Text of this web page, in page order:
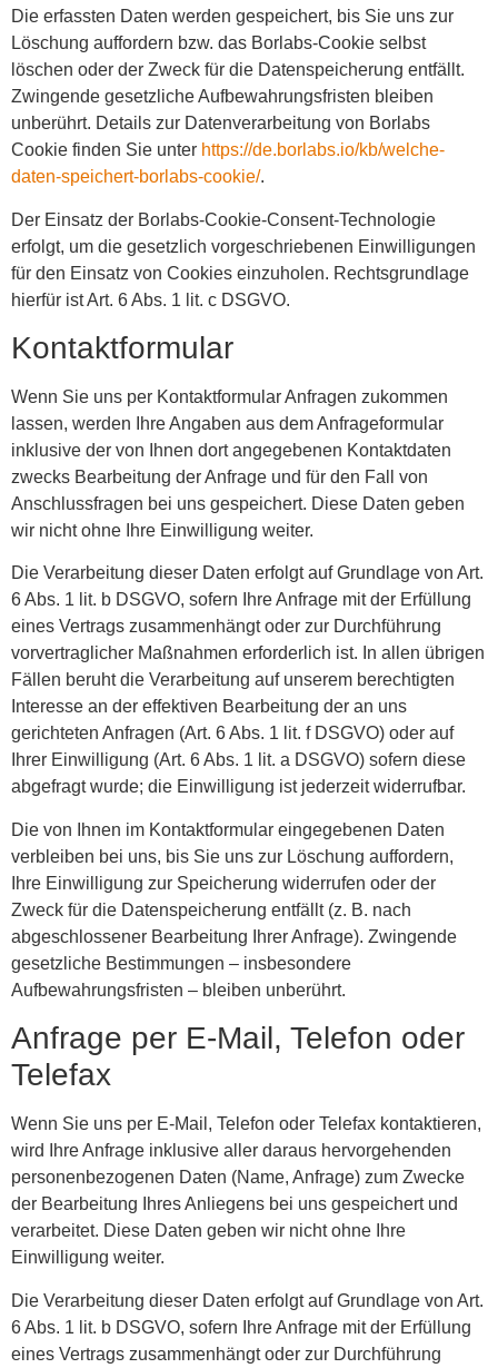
Die erfassten Daten werden gespeichert, bis Sie uns zur
Löschung auffordern bzw. das Borlabs-Cookie selbst
löschen oder der Zweck für die Datenspeicherung entfällt.
Zwingende gesetzliche Aufbewahrungsfristen bleiben
unberührt. Details zur Datenverarbeitung von Borlabs
Cookie finden Sie unter https://de.borlabs.io/kb/welche-
daten-speichert-borlabs-cookie/.
Der Einsatz der Borlabs-Cookie-Consent-Technologie
erfolgt, um die gesetzlich vorgeschriebenen Einwilligungen
für den Einsatz von Cookies einzuholen. Rechtsgrundlage
hierfür ist Art. 6 Abs. 1 lit. c DSGVO.
Kontaktformular
Wenn Sie uns per Kontaktformular Anfragen zukommen
lassen, werden Ihre Angaben aus dem Anfrageformular
inklusive der von Ihnen dort angegebenen Kontaktdaten
zwecks Bearbeitung der Anfrage und für den Fall von
Anschlussfragen bei uns gespeichert. Diese Daten geben
wir nicht ohne Ihre Einwilligung weiter.
Die Verarbeitung dieser Daten erfolgt auf Grundlage von Art.
6 Abs. 1 lit. b DSGVO, sofern Ihre Anfrage mit der Erfüllung
eines Vertrags zusammenhängt oder zur Durchführung
vorvertraglicher Maßnahmen erforderlich ist. In allen übrigen
Fällen beruht die Verarbeitung auf unserem berechtigten
Interesse an der effektiven Bearbeitung der an uns
gerichteten Anfragen (Art. 6 Abs. 1 lit. f DSGVO) oder auf
Ihrer Einwilligung (Art. 6 Abs. 1 lit. a DSGVO) sofern diese
abgefragt wurde; die Einwilligung ist jederzeit widerrufbar.
Die von Ihnen im Kontaktformular eingegebenen Daten
verbleiben bei uns, bis Sie uns zur Löschung auffordern,
Ihre Einwilligung zur Speicherung widerrufen oder der
Zweck für die Datenspeicherung entfällt (z. B. nach
abgeschlossener Bearbeitung Ihrer Anfrage). Zwingende
gesetzliche Bestimmungen – insbesondere
Aufbewahrungsfristen – bleiben unberührt.
Anfrage per E-Mail, Telefon oder
Telefax
Wenn Sie uns per E-Mail, Telefon oder Telefax kontaktieren,
wird Ihre Anfrage inklusive aller daraus hervorgehenden
personenbezogenen Daten (Name, Anfrage) zum Zwecke
der Bearbeitung Ihres Anliegens bei uns gespeichert und
verarbeitet. Diese Daten geben wir nicht ohne Ihre
Einwilligung weiter.
Die Verarbeitung dieser Daten erfolgt auf Grundlage von Art.
6 Abs. 1 lit. b DSGVO, sofern Ihre Anfrage mit der Erfüllung
eines Vertrags zusammenhängt oder zur Durchführung